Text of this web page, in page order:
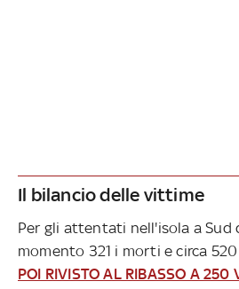
Il bilancio delle vittime
Per gli attentati nell'isola a Sud
momento 321 i morti e circa
POI RIVISTO AL RIBASSO A 250